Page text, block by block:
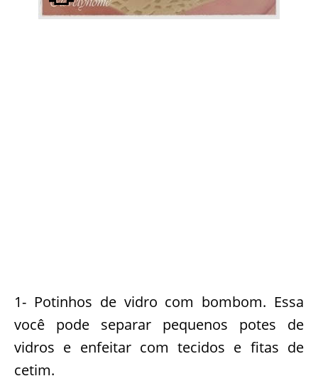
1- Potinhos de vidro com bombom. Essa
você pode separar pequenos potes de
vidros e enfeitar com tecidos e fitas de
cetim.